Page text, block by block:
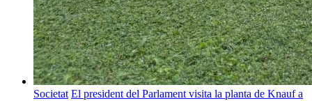
Societat El president del Parlament visita la planta de Knauf a